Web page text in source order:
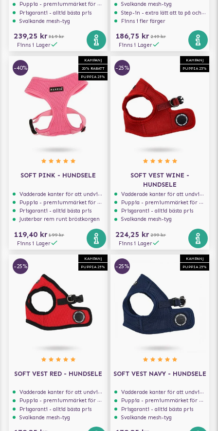
Puppia - premiummärket för hundselar
Prisgaranti - alltid bästa pris
Svalkande mesh-tyg
239,25 kr 319 kr
Finns i Lager
Svalkande mesh-tyg
Step-in - extra lätt att ta på och av
Finns i fler färger
186,75 kr 249 kr
Finns i Lager
KAMPANJ
20% RABATT
PUPPIA 25%
-40%
SOFT PINK - HUNDSELE
Vadderade kanter för att undvika skav
Puppia - premiummärket för hundselar
Prisgaranti - alltid bästa pris
Justerbar rem runt bröstkorgen
119,40 kr 199 kr
Finns i Lager
KAMPANJ
PUPPIA 25%
-25%
SOFT VEST WINE -
HUNDSELE
Vadderade kanter för att undvika skav
Puppia - premiummärket för hundselar
Prisgaranti - alltid bästa pris
Svalkande mesh-tyg
224,25 kr 299 kr
Finns i Lager
KAMPANJ
PUPPIA 25%
-25%
SOFT VEST RED - HUNDSELE
Vadderade kanter för att undvika skav
Puppia - premiummärket för hundselar
Prisgaranti - alltid bästa pris
Svalkande mesh-tyg
KAMPANJ
PUPPIA 25%
-25%
SOFT VEST NAVY - HUNDSELE
Vadderade kanter för att undvika skav
Puppia - premiummärket för hundselar
Prisgaranti - alltid bästa pris
Svalkande mesh-tyg